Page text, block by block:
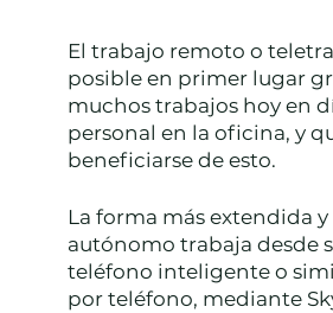
El trabajo remoto o
posible en primer lugar
muchos trabajos hoy en
personal en la oficina, y
beneficiarse de esto.
La forma más extendida
autónomo trabaja desde
teléfono inteligente o
por teléfono, mediante